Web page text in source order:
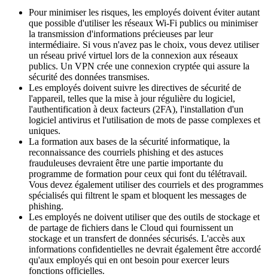
Pour minimiser les risques, les employés doivent éviter autant
que possible d'utiliser les réseaux Wi-Fi publics ou minimiser
la transmission d'informations précieuses par leur
intermédiaire. Si vous n'avez pas le choix, vous devez utiliser
un réseau privé virtuel lors de la connexion aux réseaux
publics. Un VPN crée une connexion cryptée qui assure la
sécurité des données transmises.
Les employés doivent suivre les directives de sécurité de
l'appareil, telles que la mise à jour régulière du logiciel,
l'authentification à deux facteurs (2FA), l'installation d'un
logiciel antivirus et l'utilisation de mots de passe complexes et
uniques.
La formation aux bases de la sécurité informatique, la
reconnaissance des courriels phishing et des astuces
frauduleuses devraient être une partie importante du
programme de formation pour ceux qui font du télétravail.
Vous devez également utiliser des courriels et des programmes
spécialisés qui filtrent le spam et bloquent les messages de
phishing.
Les employés ne doivent utiliser que des outils de stockage et
de partage de fichiers dans le Cloud qui fournissent un
stockage et un transfert de données sécurisés. L'accès aux
informations confidentielles ne devrait également être accordé
qu'aux employés qui en ont besoin pour exercer leurs
fonctions officielles.